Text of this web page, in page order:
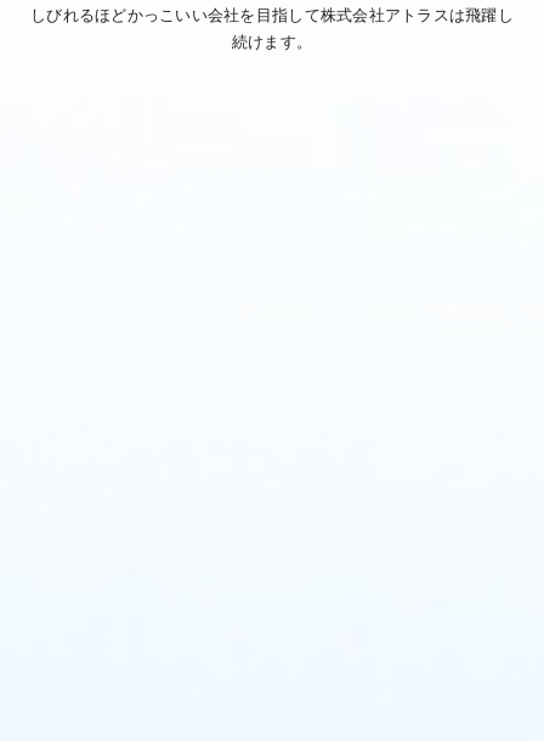
しびれるほどかっこいい会社を目指して株式会社アトラスは飛躍し
続けます。